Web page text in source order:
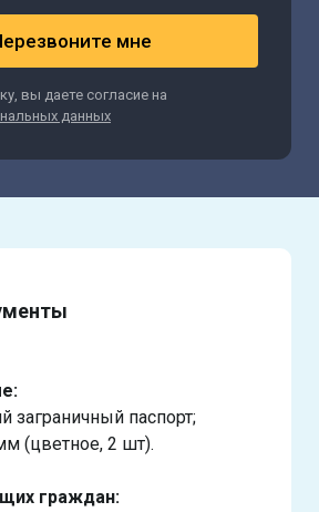
мне
вы даете согласие на
данных
заграничный паспорт;
(цветное, 2 шт).
граждан: